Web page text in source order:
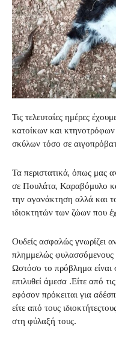
Τις τελευταίες ημέρες
κατοίκων και κτηνοτρόφων
σκύλων τόσο σε
Τα περιστατικά, όπως μας
σε Πουλάτα, Καραβόμυλο
την αγανάκτηση αλλά και
ιδιοκτητών των ζώων που
Ουδείς ασφαλώς γνωρίζει
πλημμελώς φυλασσόμενους
Ωστόσο το πρόβλημα
επιλυθεί άμεσα .Είτε από
εφόσον πρόκειται για
είτε από τους
στη φύλαξή τους.